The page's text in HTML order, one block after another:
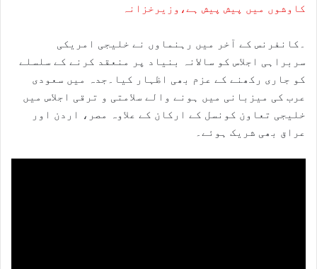
کاوشوں میں پیش پیش ہے،وزیرخزانہ
۔کانفرنس کے آخر میں رہنماوں نے خلیجی امریکی
سربراہی اجلاس کو سالانہ بنیاد پر منعقد کرنے کے سلسلے
کو جاری رکھنے کے عزم بھی اظہار کیا۔جدہ میں سعودی
عرب کی میزبانی میں ہونے والے سلامتی و ترقی اجلاس میں
خلیجی تعاون کونسل کے ارکان کے علاوہ مصر، اردن اور
عراق بھی شریک ہوئے۔